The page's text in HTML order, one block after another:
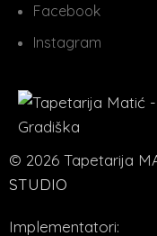
Facebook
Instagram
© 2026 Tapetarija
STUDIO
Implementatori: